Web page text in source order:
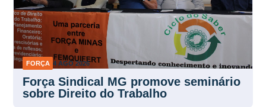
FORÇA 4 AGO 2026
Força Sindical MG promove seminário
sobre Direito do Trabalho